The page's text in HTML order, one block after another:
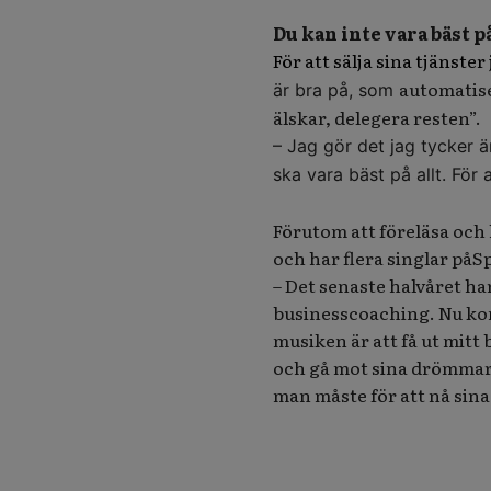
Du kan inte vara bäst
För att sälja sina
är bra på, som
älskar, delegera resten”.
– Jag gör det jag tycker
ska vara bäst på allt. För
Förutom att föreläsa
och har flera singlar
– Det senaste halvåret
businesscoaching. Nu
musiken är att få ut mitt
och gå mot sina
man måste för att nå